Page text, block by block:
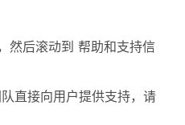
然后滚动到 帮助和支持信
直接向用户提供支持，请